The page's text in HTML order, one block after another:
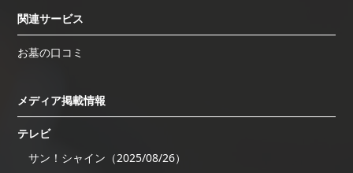
関連サービス
お墓の口コミ
メディア掲載情報
テレビ
サン！シャイン（2025/08/26）